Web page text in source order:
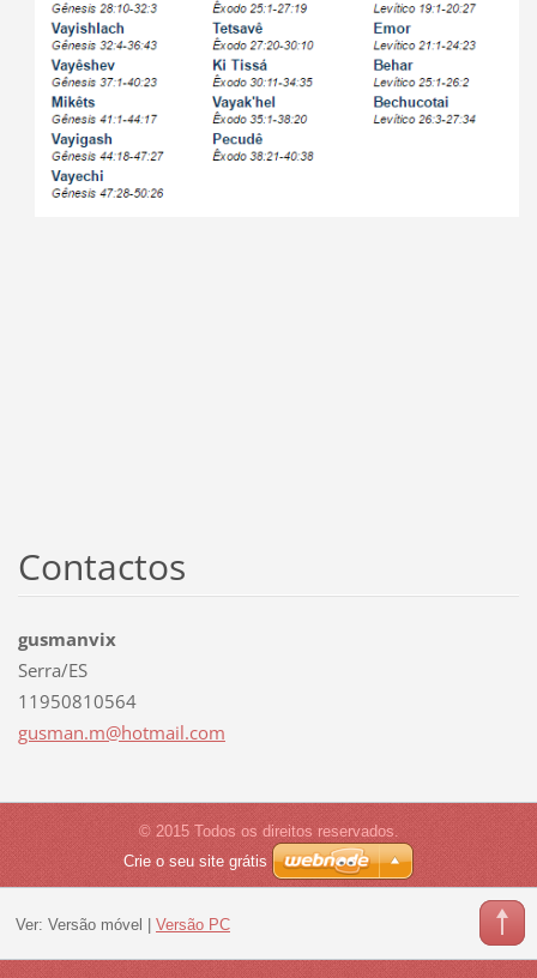
Contactos
gusmanvix
Serra/ES
11950810564
gusman.m@hotmail.com
© 2015 Todos os direitos reservados.
Crie o seu site grátis
Ver: Versão móvel Versão PC